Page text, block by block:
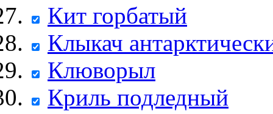
Кит горбатый
Клыкач
Клюворыл
Криль подледный